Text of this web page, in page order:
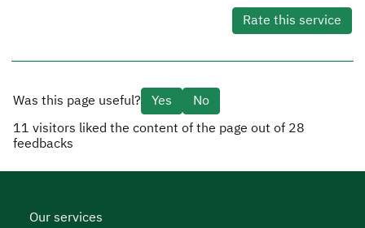
Rate this service
Was this page useful? Yes
No
11 visitors liked the content of the page out of 28
feedbacks
Our services